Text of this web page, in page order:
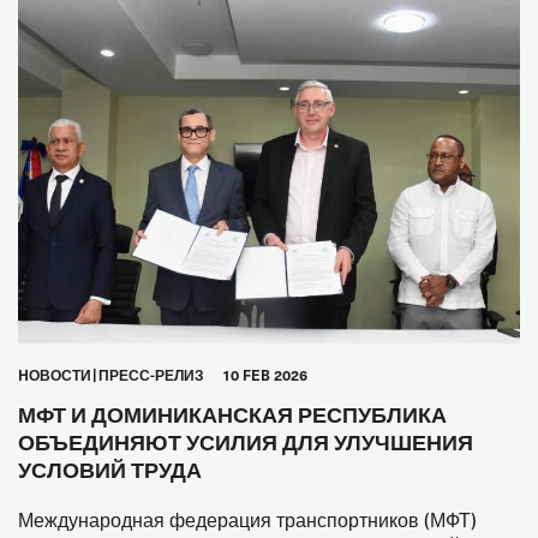
HОВОСТИ ПРЕСС-РЕЛИЗ 10 FEB 2026
МФТ И ДОМИНИКАНСКАЯ РЕСПУБЛИКА
ОБЪЕДИНЯЮТ УСИЛИЯ ДЛЯ УЛУЧШЕНИЯ
УСЛОВИЙ ТРУДА
Международная федерация транспортников (МФТ)